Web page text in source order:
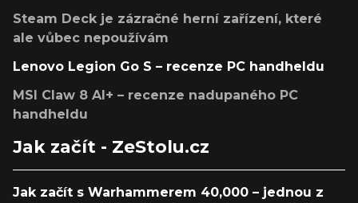
Steam Deck je zázračné herní zařízení, které
ale vůbec nepoužívám
Lenovo Legion Go S – recenze PC handheldu
MSI Claw 8 AI+ – recenze nadupaného PC
handheldu
Jak začít - ZeStolu.cz
Jak začít s Warhammerem 40,000 – jednou z